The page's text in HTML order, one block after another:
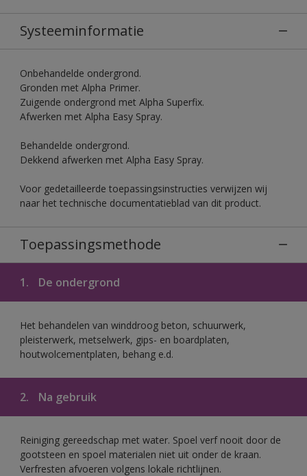
Systeeminformatie
Onbehandelde ondergrond.
Gronden met Alpha Primer.
Zuigende ondergrond met Alpha Superfix.
Afwerken met Alpha Easy Spray.
Behandelde ondergrond.
Dekkend afwerken met Alpha Easy Spray.
Voor gedetailleerde toepassingsinstructies verwijzen wij
naar het technische documentatieblad van dit product.
Toepassingsmethode
1. De ondergrond
Het behandelen van winddroog beton, schuurwerk,
pleisterwerk, metselwerk, gips- en boardplaten,
houtwolcementplaten, behang e.d.
2. Na gebruik
Reiniging gereedschap met water. Spoel verf nooit door de
gootsteen en spoel materialen niet uit onder de kraan.
Verfresten afvoeren volgens lokale richtlijnen.